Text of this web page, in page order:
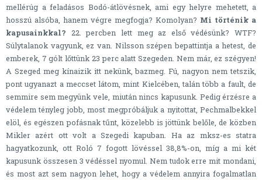
mellérúg a feladásos Bodó-átlövésnek, ami egy helyre mehetett, a
hosszú alsóba, hanem végre megfogja? Komolyan? Mi történik a
kapusainkkal? 22. percben lett meg az első védésünk? WTF?
Súlytalanok vagyunk, ez van. Nilsson szépen bepattintja a hetest, de
emberek, 7 gólt lőttünk 23 perc alatt Szegeden. Nem már, ez szégyen!
A Szeged meg kínaizik itt nekünk, bazmeg. Fú, nagyon nem tetszik,
pont ugyanazt a meccset látom, mint Kielcében, talán több a fault, de
semmire sem megyünk vele, miután nincs kapusunk. Pedig érzésre a
védelem tényleg jobb, most megpróbáljuk a nyitottat, Pechmalbekkel
elöl, és egészen pofásnak tűnt, közelebb is jöttünk belőle, de közben
Mikler azért ott volt a Szegedi kapuban. Ha az mksz-es statra
hagyatkozunk, ott Roló 7 fogott lövéssel 38,8%-on, míg a mi két
kapusunk összesen 3 védéssel nyomul. Nem tudok erre mit mondani,
és most azt sem nagyon lehet, hogy a védelem annyira fogalmatlan